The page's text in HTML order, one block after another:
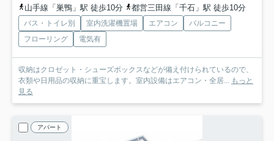
山手線「巣鴨」駅 徒歩10分
都営三田線「千石」駅 徒歩10分
バス・トイレ別 室内洗濯機置場 エアコン
バルコニー
フローリング
電気有
収納はクロゼット・シューズボックスなどが備え付けられているので、
衣類や日用品の収納に重宝します。室内設備はエアコン・全居... もっと
見る
アパート